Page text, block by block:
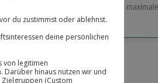
Große Auswahl, volle Flexibilität und
Große Auswahl
Volle Flexibilität
Jeder Gutschein für alle Erlebnisse